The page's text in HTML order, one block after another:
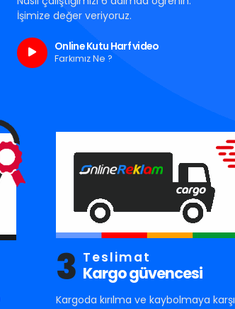
İşimize değer veriyoruz.
Online Kutu Harf video
Farkımız Ne ?
3 Teslimat
Kargo güvencesi
Kargoda kırılma ve kaybolmaya karşı